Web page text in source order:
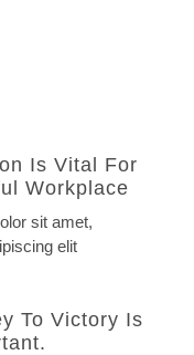
Is Vital For
Workplace
sit amet,
elit
To Victory Is